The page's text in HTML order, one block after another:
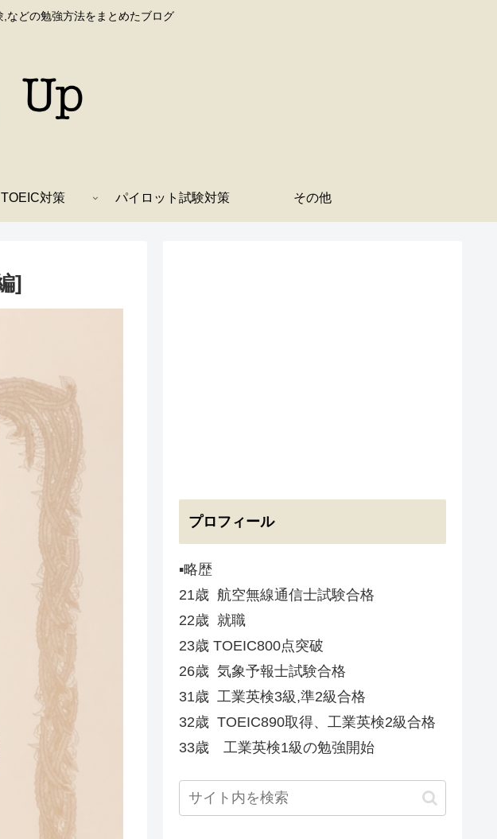
などの勉強方法をまとめたブログ
TOEIC対策 パイロット試験対策 その他
]
プロフィール
▪️略歴
21歳 航空無線通信士試験合格
22歳 就職
23歳 TOEIC800点突破
26歳 気象予報士試験合格
31歳 工業英検3級,準2級合格
32歳 TOEIC890取得、工業英検2級合格
33歳 工業英検1級の勉強開始